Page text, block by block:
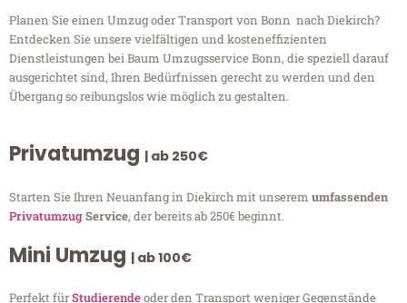
Planen Sie einen Umzug oder Transport von Bonn nach Diekirch?
Entdecken Sie unsere vielfältigen und kosteneffizienten
Dienstleistungen bei Baum Umzugsservice Bonn, die speziell darauf
ausgerichtet sind, Ihren Bedürfnissen gerecht zu werden und den
Übergang so reibungslos wie möglich zu gestalten.
Privatumzug | ab 250€
Starten Sie Ihren Neuanfang in Diekirch mit unserem umfassenden
PrivatumzugService, der bereits ab 250€ beginnt.
Mini Umzug | ab 100€
Perfekt fürStudierendeoder den Transport weniger Gegenstände